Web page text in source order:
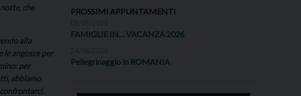
che
alla
le angosce per
per
abbiamo
PROSSIMI APPUNTAMENTI
FAMIGLIE IN… VACANZA 2026
Pellegrinaggio in ROMANIA